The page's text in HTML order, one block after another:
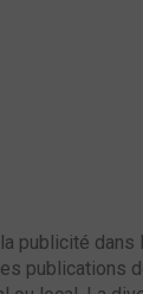
publicité dans
publications